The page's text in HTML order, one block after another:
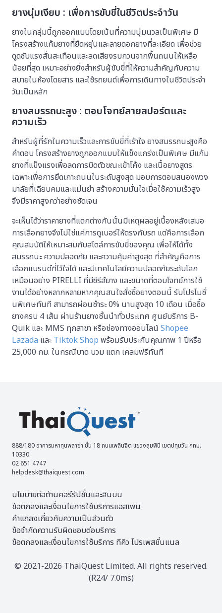
ยางนุ่มเงียบ : เพื่อการขับขี่ในชีวิตประจำวัน
ยางในกลุ่มนี้ถูกออกแบบโดยเน้นที่ความนุ่มนวลเป็นพิเศษ มี
โครงสร้างแก้มยางที่ยืดหยุ่นและลายดอกยางที่ละเอียด เพื่อช่วย
ดูดซับแรงสั่นสะเทือนและลดเสียงรบกวนจากพื้นถนนให้เหลือ
น้อยที่สุด เหมาะอย่างยิ่งสำหรับผู้ขับขี่ที่ให้ความสำคัญกับความ
สบายในห้องโดยสาร และใช้รถยนต์เพื่อการเดินทางในชีวิตประจำ
วันเป็นหลัก
ยางสมรรถนะสูง : ตอบโจทย์สายสปอร์ตและ
ความเร็ว
สำหรับผู้ที่รักในความเร็วและการขับขี่ที่เร้าใจ ยางสมรรถนะสูงคือ
คำตอบ โครงสร้างยางถูกออกแบบให้แข็งแกร่งเป็นพิเศษ มีแก้ม
ยางที่แข็งแรงเพื่อลดการบิดตัวขณะเข้าโค้ง และเนื้อยางสูตร
เฉพาะเพื่อการยึดเกาะถนนในระดับสูงสุด มอบการตอบสนองพวง
มาลัยที่เฉียบคมและแม่นยำ สร้างความมั่นใจเมื่อใช้ความเร็วสูง
จึงมีราคาสูงกว่าอย่างชัดเจน
จะเห็นได้ว่าราคายางที่แตกต่างกันนั้นมีเหตุผลอยู่เบื้องหลังเสมอ
การเลือกยางจึงไม่ใช่แค่การดูเบอร์ให้ตรงกับรถ แต่คือการเลือก
คุณสมบัติให้เหมาะสมกับสไตล์การขับขี่ของคุณ เพื่อให้ได้ทั้ง
สมรรถนะ ความปลอดภัย และความคุ้มค่าสูงสุด ที่สำคัญคือการ
เลือกแบรนด์ที่ไว้ใจได้ และมีเทคโนโลยีความปลอดภัยระดับโลก
เหมือนอย่าง PIRELLI ที่มีซีรีส์ยาง และขนาดที่ตอบโจทย์การใช้
งานได้อย่างหลากหลายหากคุณสนใจสั่งซื้อยางตอนนี้ รับโปรโมชั่
นพิเศษทันที สามารถผ่อนชำระ 0% นานสูงสุด 10 เดือน เมื่อซื้อ
ยางครบ 4 เส้น ผ่านร้านยางชั้นนำทั่วประเทศ ศูนย์บริการ B-
Quik และ MMS ทุกสาขา หรือช่องทางออนไลน์ Shopee
Lazada และTiktok Shop พร้อมรับประกันคุณภาพ 1 ปีหรือ
25,000 กม. ในกรณีบาด บวม แตก เคลมฟรีทันที
888/180 อาคารมหาทุนพลาซ่า ชั้น 18 ถนนเพลินจิต แขวงลุมพินี เขตปทุมวัน กทม.
10330
02 651 4747
helpdesk@thaiquest.com
นโยบายต่อต้านคอร์รัปชั่นและสินบน
ข้อตกลงและเงื่อนไขการใช้บริการแอสเพน
คำแถลงเกี่ยวกับความเป็นส่วนตัว
ข้อจำกัดความรับผิดชอบต่อบริการ
ข้อตกลงและเงื่อนไขการใช้บริการ ทีคิว โปรเพสชั่นแนล
© 2021-2026 ThaiQuest Limited. All rights reserved.
(R24/ 7.0ms)